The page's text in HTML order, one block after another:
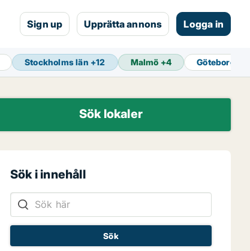
Sign up Upprätta annons Logga in
Stockholms län +12 Malmö +4 Göteborg
Sök lokaler
Sök i innehåll